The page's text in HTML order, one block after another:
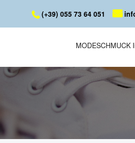
(+39) 055 73 64 051
MODESCHMUCK